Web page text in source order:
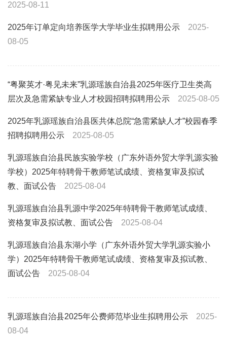
2025-08-11
2025年订单定向培养医学大学毕业生拟聘用公示
2025-
08-05
“粤聚英才·粤见未来”乳源瑶族自治县2025年医疗卫生类高
层次及急需紧缺专业人才校园招聘拟聘用公示
2025-08-05
2025年乳源瑶族自治县医共体总院“急需紧缺人才”校园春季
招聘拟聘用公示
2025-08-05
乳源瑶族自治县民族实验学校（广东外语外贸大学乳源实验
学校）2025年特聘骨干教师笔试成绩、资格复审及拟试
教、面试公告
2025-08-04
乳源瑶族自治县乳源中学2025年特聘骨干教师笔试成绩、
资格复审及拟试教、面试公告
2025-08-04
乳源瑶族自治县东湖小学（广东外语外贸大学乳源实验小
学）2025年特聘骨干教师笔试成绩、资格复审及拟试教、
面试公告
2025-08-04
乳源瑶族自治县2025年公费师范毕业生拟聘用公示
2025-
08-04